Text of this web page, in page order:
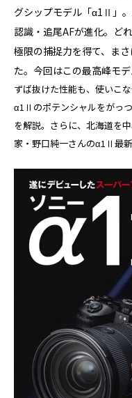
グシップモデル「α1Ⅱ」。
認識・追尾AFが進化。ど
極限の捕捉力を得て、ま
た。今回はこの最高峰モ
ずば抜けた性能も、使いこ
α1Ⅱのポテンシャルをがっ
を解説。さらに、北海道を
家・野口純一さんのα1Ⅱ最新